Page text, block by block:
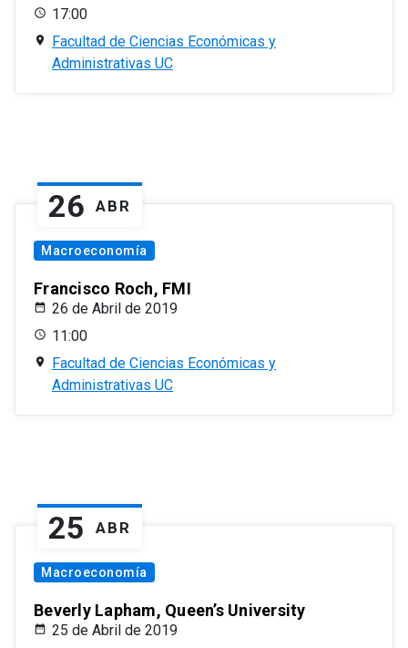
17:00
Facultad de Ciencias Económicas y
Administrativas UC
26 ABR
Macroeconomía
Francisco Roch, FMI
26 de Abril de 2019
11:00
Facultad de Ciencias Económicas y
Administrativas UC
25 ABR
Macroeconomía
Beverly Lapham, Queen’s University
25 de Abril de 2019